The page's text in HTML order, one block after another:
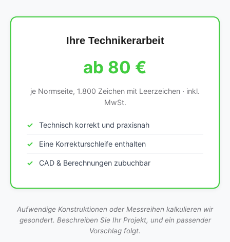
Ihre Technikerarbeit
ab 80 €
je Normseite, 1.800 Zeichen mit Leerzeichen · inkl.
MwSt.
Technisch korrekt und praxisnah
Eine Korrekturschleife enthalten
CAD & Berechnungen zubuchbar
Aufwendige Konstruktionen oder Messreihen kalkulieren wir
gesondert. Beschreiben Sie Ihr Projekt, und ein passender
Vorschlag folgt.